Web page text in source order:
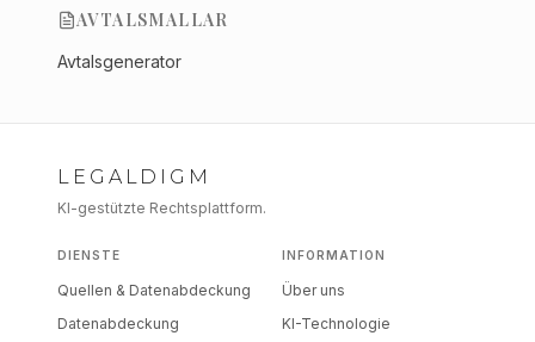
AVTALSMALLAR
Avtalsgenerator
LEGALDIGM
KI-gestützte Rechtsplattform.
DIENSTE
Quellen & Datenabdeckung
Datenabdeckung
INFORMATION
Über uns
KI-Technologie